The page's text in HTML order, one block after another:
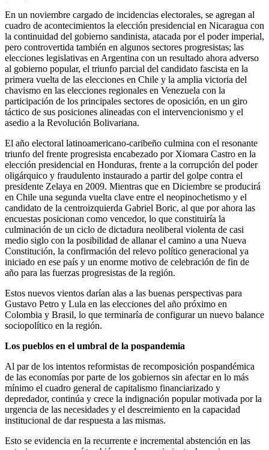
En un noviembre cargado de incidencias electorales, se agregan al
cuadro de acontecimientos la elección presidencial en Nicaragua con
la continuidad del gobierno sandinista, atacada por el poder imperial,
pero controvertida también en algunos sectores progresistas; las
elecciones legislativas en Argentina con un resultado ahora adverso
al gobierno popular, el triunfo parcial del candidato fascista en la
primera vuelta de las elecciones en Chile y la amplia victoria del
chavismo en las elecciones regionales en Venezuela con la
participación de los principales sectores de oposición, en un giro
táctico de sus posiciones alineadas con el intervencionismo y el
asedio a la Revolución Bolivariana.
El año electoral latinoamericano-caribeño culmina con el resonante
triunfo del frente progresista encabezado por Xiomara Castro en la
elección presidencial en Honduras, frente a la corrupción del poder
oligárquico y fraudulento instaurado a partir del golpe contra el
presidente Zelaya en 2009. Mientras que en Diciembre se producirá
en Chile una segunda vuelta clave entre el neopinochetismo y el
candidato de la centroizquierda Gabriel Boric, al que por ahora las
encuestas posicionan como vencedor, lo que constituiría la
culminación de un ciclo de dictadura neoliberal violenta de casi
medio siglo con la posibilidad de allanar el camino a una Nueva
Constitución, la confirmación del relevo político generacional ya
iniciado en ese país y un enorme motivo de celebración de fin de
año para las fuerzas progresistas de la región.
Estos nuevos vientos darían alas a las buenas perspectivas para
Gustavo Petro y Lula en las elecciones del año próximo en
Colombia y Brasil, lo que terminaría de configurar un nuevo balance
sociopolítico en la región.
Los pueblos en el umbral de la pospandemia
Al par de los intentos reformistas de recomposición pospandémica
de las economías por parte de los gobiernos sin afectar en lo más
mínimo el cuadro general de capitalismo financiarizado y
depredador, continúa y crece la indignación popular motivada por la
urgencia de las necesidades y el descreimiento en la capacidad
institucional de dar respuesta a las mismas.
Esto se evidencia en la recurrente e incremental abstención en las